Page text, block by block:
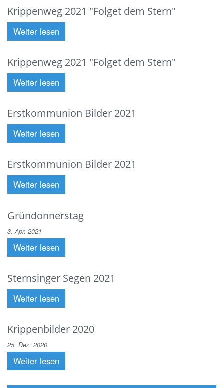
Krippenweg 2021 "Folget dem Stern"
Weiter lesen
Krippenweg 2021 "Folget dem Stern"
Weiter lesen
Erstkommunion Bilder 2021
Weiter lesen
Erstkommunion Bilder 2021
Weiter lesen
Gründonnerstag
3. Apr. 2021
Weiter lesen
Sternsinger Segen 2021
Weiter lesen
Krippenbilder 2020
25. Dez. 2020
Weiter lesen